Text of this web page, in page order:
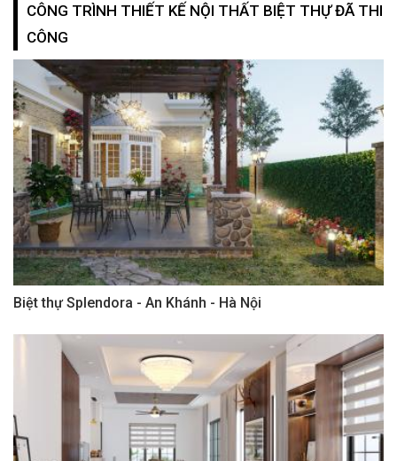
CÔNG TRÌNH THIẾT KẾ NỘI THẤT BIỆT THỰ ĐÃ THI
CÔNG
Biệt thự Splendora - An Khánh - Hà Nội